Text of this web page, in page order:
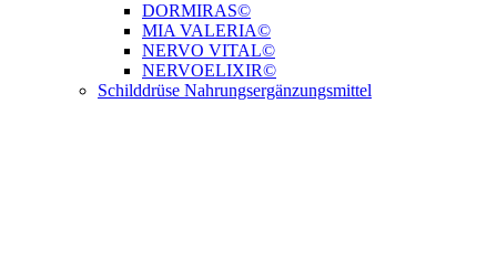
DORMIRAS©
MIA VALERIA©
NERVO VITAL©
NERVOELIXIR©
Schilddrüse Nahrungsergänzungsmittel